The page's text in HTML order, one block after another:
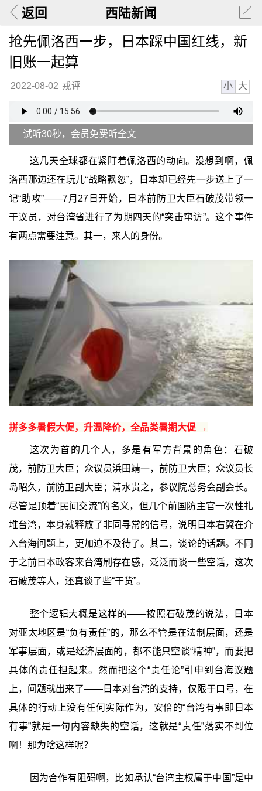
返回 西陆新闻
抢先佩洛西一步，日本踩中国红线，新
旧账一起算
2022-08-02 戎评 小 大
试听30秒，会员免费听全文
这几天全球都在紧盯着佩洛西的动向。没想到啊，佩
洛西那边还在玩儿“战略飘忽”，日本却已经先一步送上了一
记“助攻”——7月27日开始，日本前防卫大臣石破茂带领一
干议员，对台湾省进行了为期四天的“突击窜访”。这个事件
有两点需要注意。其一，来人的身份。
拼多多暑假大促，升温降价，全品类暑期大促 →
这次为首的几个人，多是有军方背景的角色：石破
茂，前防卫大臣；众议员浜田靖一，前防卫大臣；众议员长
岛昭久，前防卫副大臣；清水贵之，参议院总务会副会长。
尽管是顶着“民间交流”的名义，但几个前国防主官一次性扎
堆台湾，本身就释放了非同寻常的信号，说明日本右翼在介
入台海问题上，更加迫不及待了。其二，谈论的话题。不同
于之前日本政客来台湾刷存在感，泛泛而谈一些空话，这次
石破茂等人，还真谈了些“干货”。
整个逻辑大概是这样的——按照石破茂的说法，日本
对亚太地区是“负有责任”的，那么不管是在法制层面，还是
军事层面，或是经济层面的，都不能只空谈“精神”，而要把
具体的责任担起来。然而把这个“责任论”引申到台海议题
上，问题就出来了——日本对台湾的支持，仅限于口号，在
具体的行动上没有任何实际作为，安倍的“台湾有事即日本
有事”就是一句内容缺失的空话，这就是“责任”落实不到位
啊！那为啥这样呢？
因为合作有阻碍啊，比如承认“台湾主权属于中国”是中